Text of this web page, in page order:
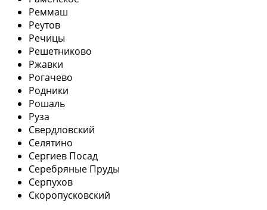
Реммаш
Реутов
Речицы
Решетниково
Ржавки
Рогачево
Родники
Рошаль
Руза
Свердловский
Селятино
Сергиев Посад
Серебряные Пруды
Серпухов
Скоропусковский